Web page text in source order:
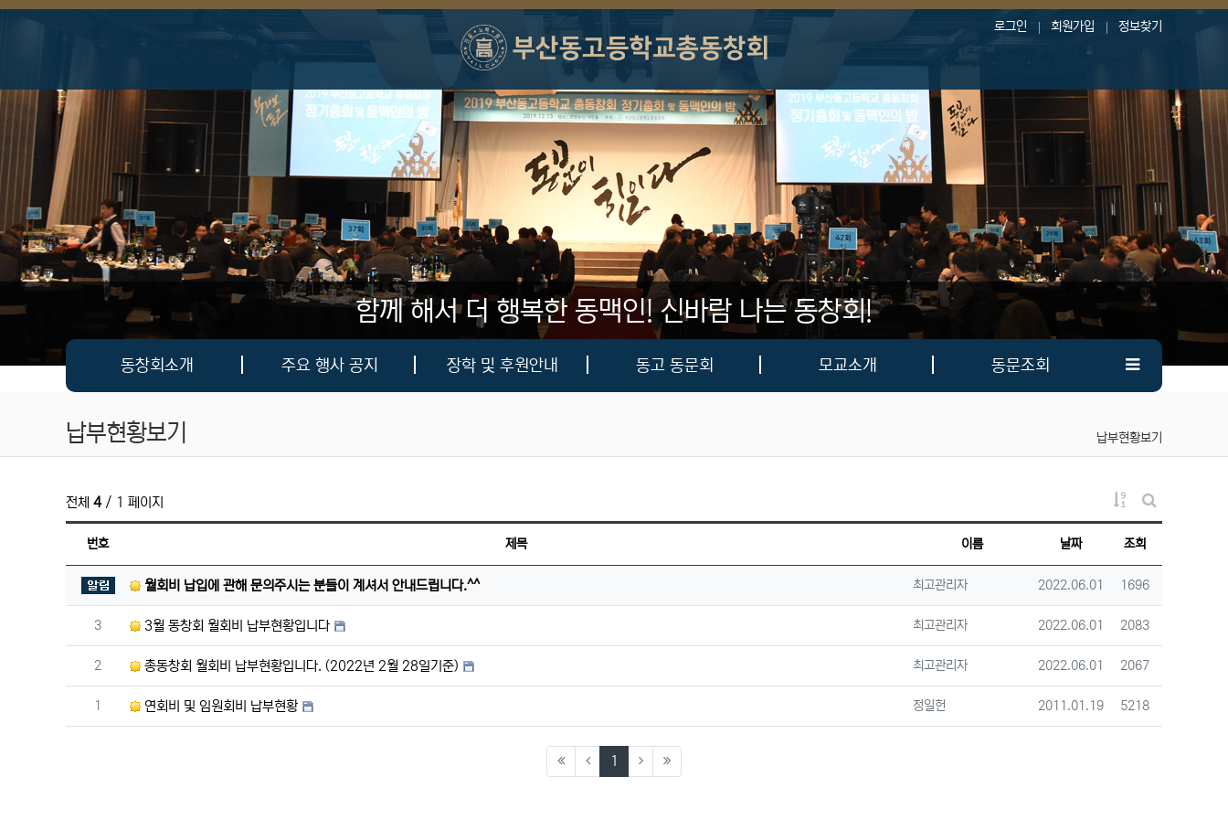
로그인 회원가입 정보찾기
함께 해서 더 행복한 동맥인!신바람 나는 동창회!
메인 메뉴
동창회소개 주요 행사 공지 장학 및 후원안내 동고 동문회 모교소개 동문조회
납부현황보기 납부현황보기
전체 4/ 1 페이지
게시물 정렬
게시판 검색
번호
제목 이름 날짜 조회
공지사항월회비 납입에 관해 문의주시는 분들이 계셔서 안내드립니다.^^ 등록자
최고관리자 등록일
2022.06.01 조회
1696
번호
3 3월 동창회 월회비 납부현황입니다 등록자
최고관리자 등록일
2022.06.01 조회
2083
번호
2 총동창회 월회비 납부현황입니다. (2022년 2월 28일기준) 등록자
최고관리자 등록일
2022.06.01 조회
2067
번호
1 연회비 및 임원회비 납부현황 등록자
정일헌 등록일
2011.01.19 조회
5218
1 (current)